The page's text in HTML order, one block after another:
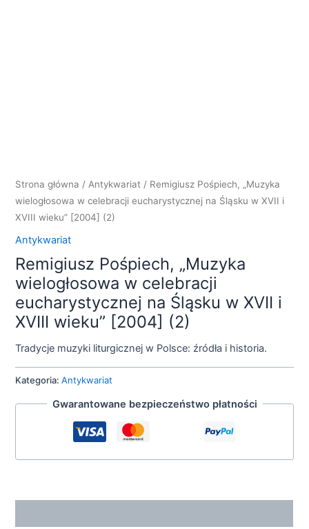
Strona główna / Antykwariat / Remigiusz Pośpiech, „Muzyka
wielogłosowa w celebracji eucharystycznej na Śląsku w XVII i
XVIII wieku” [2004] (2)
Antykwariat
Remigiusz Pośpiech, „Muzyka
wielogłosowa w celebracji
eucharystycznej na Śląsku w XVII i
XVIII wieku” [2004] (2)
Tradycje muzyki liturgicznej w Polsce: źródła i historia.
Kategoria:Antykwariat
Gwarantowane bezpieczeństwo płatności